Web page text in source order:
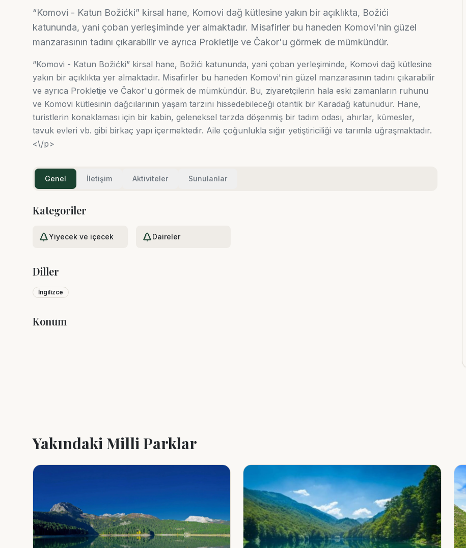
“Komovi - Katun Božićki” kirsal hane, Komovi dağ kütlesine yakın bir açıklıkta, Božići
katununda, yani çoban yerleşiminde yer almaktadır. Misafirler bu haneden Komovi'nin güzel
manzarasının tadını çıkarabilir ve ayrıca Prokletije ve Čakor'u görmek de mümkündür.
“Komovi - Katun Božićki” kirsal hane, Božići katununda, yani çoban yerleşiminde, Komovi dağ kütlesine
yakın bir açıklıkta yer almaktadır. Misafirler bu haneden Komovi'nin güzel manzarasının tadını çıkarabilir
ve ayrıca Prokletije ve Čakor'u görmek de mümkündür. Bu, ziyaretçilerin hala eski zamanların ruhunu
ve Komovi kütlesinin dağcılarının yaşam tarzını hissedebileceği otantik bir Karadağ katunudur. Hane,
turistlerin konaklaması için bir kabin, geleneksel tarzda döşenmiş bir tadım odası, ahırlar, kümesler,
tavuk evleri vb. gibi birkaç yapı içermektedir. Aile çoğunlukla sığır yetiştiriciliği ve tarımla uğraşmaktadır.
<\/p>
Genel İletişim Aktiviteler Sunulanlar
Kategoriler
Yiyecek ve içecek Daireler
Diller
İngilizce
Konum
Yakındaki Milli Parklar